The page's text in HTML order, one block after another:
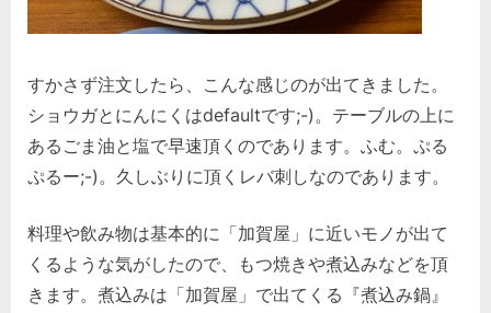
すかさず注文したら、こんな感じのが出てきました。
ショウガとにんにくはdefaultです;-)。テーブルの上に
あるごま油と塩で早速頂くのであります。ふむ。ぷる
ぷるー;-)。久しぶりに頂くレバ刺しなのであります。
料理や飲み物は基本的に「加賀屋」に近いモノが出て
くるような気がしたので、もつ焼きや煮込みなどを頂
きます。煮込みは「加賀屋」で出てくる『煮込み鍋』